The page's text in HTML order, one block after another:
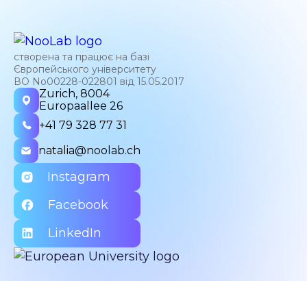
створена та працює на базі
Європейського університету
ВО No00228-022801 від 15.05.2017
Zurich, 8004
Europaallee 26
+41 79 328 77 31
natalia@noolab.ch
Instagram
Facebook
LinkedIn